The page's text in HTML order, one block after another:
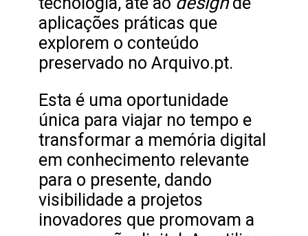
aplicações práticas que
explorem o conteúdo
preservado no Arquivo.pt.
Esta é uma oportunidade
única para viajar no tempo e
transformar a memória digital
em conhecimento relevante
para o presente, dando
visibilidade a projetos
inovadores que promovam a